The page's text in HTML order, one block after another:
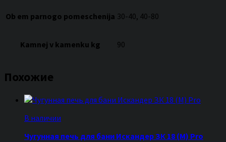
Ob em parnogo pomeschenija 30-40, 40-80
Kamnej v kamenku kg 90
Похожие
В наличии
Чугунная печь для бани Искандер ЗК 18 (М) Pro